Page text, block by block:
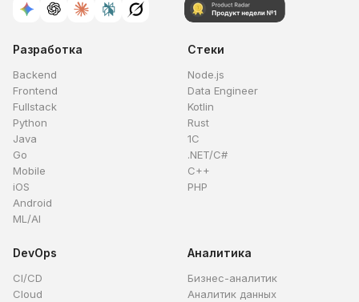
Разработка
Backend
Frontend
Fullstack
Python
Java
Go
Mobile
iOS
Android
ML/AI
Стеки
Node.js
Data Engineer
Kotlin
Rust
1C
.NET/C#
C++
PHP
DevOps
CI/CD
Cloud
Аналитика
Бизнес-аналитик
Аналитик данных